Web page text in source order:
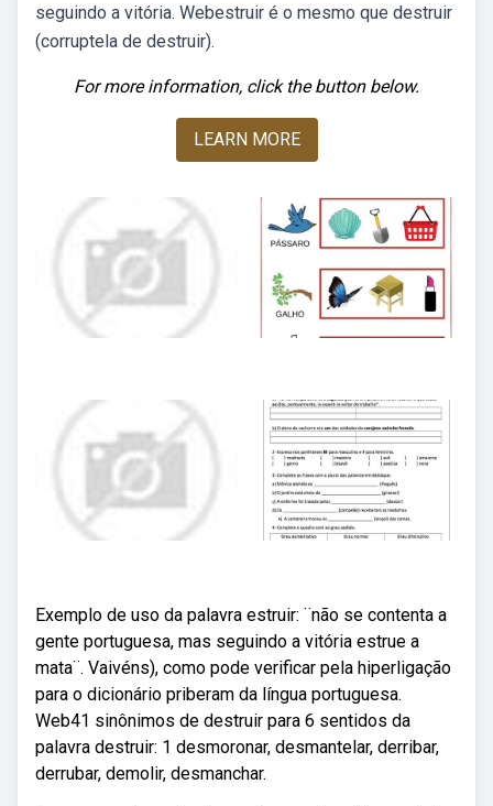
seguindo a vitória. Webestruir é o mesmo que destruir
(corruptela de destruir).
For more information, click the button below.
LEARN MORE
Exemplo de uso da palavra estruir: ¨não se contenta a
gente portuguesa, mas seguindo a vitória estrue a
mata¨. Vaivéns), como pode verificar pela hiperligação
para o dicionário priberam da língua portuguesa.
Web41 sinônimos de destruir para 6 sentidos da
palavra destruir: 1 desmoronar, desmantelar, derribar,
derrubar, demolir, desmanchar.